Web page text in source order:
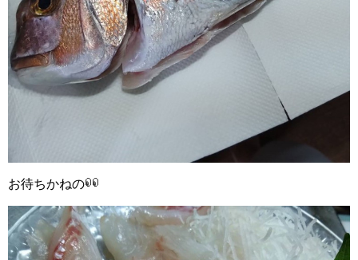
お待ちかねの